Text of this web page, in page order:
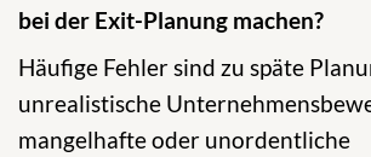
bei der Exit-Planung machen?
Häufige Fehler sind zu späte
unrealistische
mangelhafte oder unordentliche